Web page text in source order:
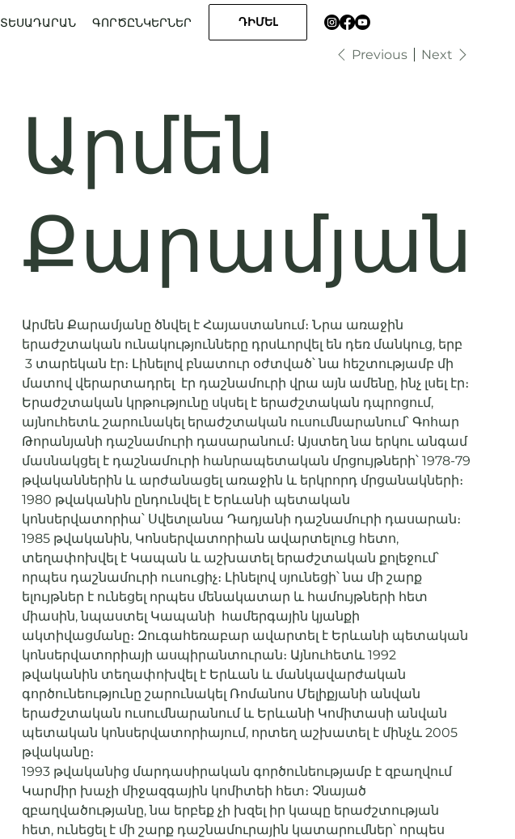
ՏԵՍԱԴԱՐԱՆ ԳՈՐԾԸՆԿԵՐՆԵՐ ԴԻՄԵԼ
Previous Next
Արմեն
Քարամյան
Արմեն Քարամյանը ծնվել է Հայաստանում։ Նրա առաջին
երաժշտական ունակությունները դրսևորվել են դեռ մանկուց, երբ
3 տարեկան էր։ Լինելով բնատուր օժտված՝ նա հեշտությամբ մի
մատով վերարտադրել էր դաշնամուրի վրա այն ամենը, ինչ լսել էր։
Երաժշտական կրթությունը սկսել է երաժշտական դպրոցում,
այնուհետև շարունակել երաժշտական ուսումնարանում՝ Գոհար
Թորանյանի դաշնամուրի դասարանում։ Այստեղ նա երկու անգամ
մասնակցել է դաշնամուրի հանրապետական մրցույթների՝ 1978-79
թվականներին և արժանացել առաջին և երկրորդ մրցանակների։
1980 թվականին ընդունվել է Երևանի պետական
կոնսերվատորիա՝ Սվետլանա Դադյանի դաշնամուրի դասարան։
1985 թվականին, Կոնսերվատորիան ավարտելուց հետո,
տեղափոխվել է Կապան և աշխատել երաժշտական քոլեջում՝
որպես դաշնամուրի ուսուցիչ։ Լինելով սյունեցի՝ նա մի շարք
ելույթներ է ունեցել որպես մենակատար և համույթների հետ
միասին, նպաստել Կապանի համերգային կյանքի
ակտիվացմանը։ Զուգահեռաբար ավարտել է Երևանի պետական
կոնսերվատորիայի ասպիրանտուրան։ Այնուհետև 1992
թվականին տեղափոխվել է Երևան և մանկավարժական
գործունեությունը շարունակել Ռոմանոս Մելիքյանի անվան
երաժշտական ուսումնարանում և Երևանի Կոմիտասի անվան
պետական կոնսերվատորիայում, որտեղ աշխատել է մինչև 2005
թվականը։
1993 թվականից մարդասիրական գործունեությամբ է զբաղվում
Կարմիր խաչի միջազգային կոմիտեի հետ։ Չնայած
զբաղվածությանը, նա երբեք չի խզել իր կապը երաժշտության
հետ, ունեցել է մի շարք դաշնամուրային կատարումներ՝ որպես